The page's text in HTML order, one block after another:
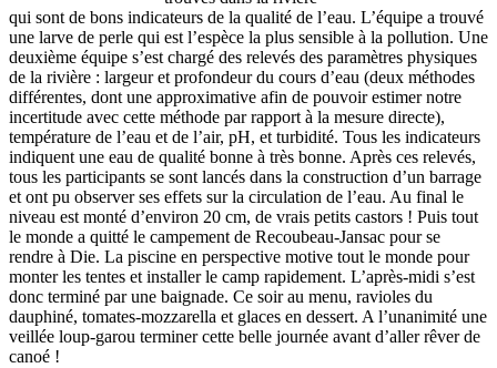
qui sont de bons indicateurs de la qualité de l’eau. L’équipe a trouvé
une larve de perle qui est l’espèce la plus sensible à la pollution. Une
deuxième équipe s’est chargé des relevés des paramètres physiques
de la rivière : largeur et profondeur du cours d’eau (deux méthodes
différentes, dont une approximative afin de pouvoir estimer notre
incertitude avec cette méthode par rapport à la mesure directe),
température de l’eau et de l’air, pH, et turbidité. Tous les indicateurs
indiquent une eau de qualité bonne à très bonne. Après ces relevés,
tous les participants se sont lancés dans la construction d’un barrage
et ont pu observer ses effets sur la circulation de l’eau. Au final le
niveau est monté d’environ 20 cm, de vrais petits castors ! Puis tout
le monde a quitté le campement de Recoubeau-Jansac pour se
rendre à Die. La piscine en perspective motive tout le monde pour
monter les tentes et installer le camp rapidement. L’après-midi s’est
donc terminé par une baignade. Ce soir au menu, ravioles du
dauphiné, tomates-mozzarella et glaces en dessert. A l’unanimité une
veillée loup-garou terminer cette belle journée avant d’aller rêver de
canoé !